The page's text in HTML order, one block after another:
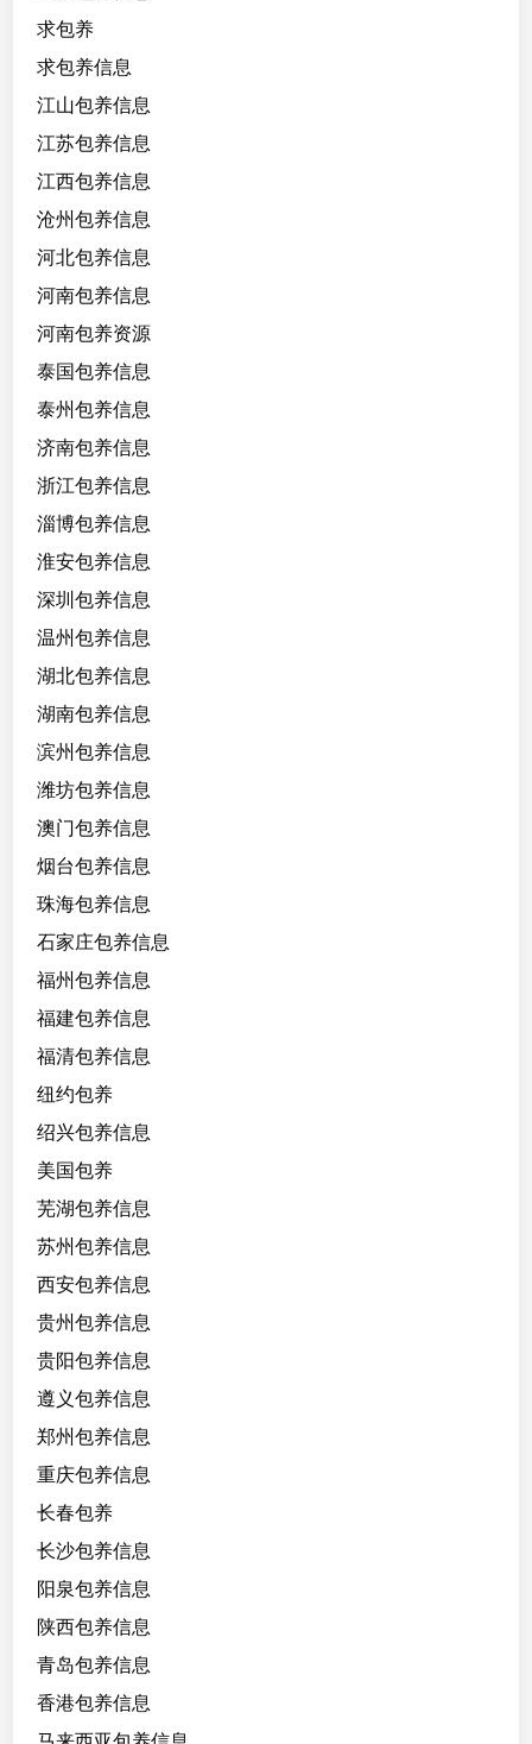
求包养
求包养信息
江山包养信息
江苏包养信息
江西包养信息
沧州包养信息
河北包养信息
河南包养信息
河南包养资源
泰国包养信息
泰州包养信息
济南包养信息
浙江包养信息
淄博包养信息
淮安包养信息
深圳包养信息
温州包养信息
湖北包养信息
湖南包养信息
滨州包养信息
潍坊包养信息
澳门包养信息
烟台包养信息
珠海包养信息
石家庄包养信息
福州包养信息
福建包养信息
福清包养信息
纽约包养
绍兴包养信息
美国包养
芜湖包养信息
苏州包养信息
西安包养信息
贵州包养信息
贵阳包养信息
遵义包养信息
郑州包养信息
重庆包养信息
长春包养
长沙包养信息
阳泉包养信息
陕西包养信息
青岛包养信息
香港包养信息